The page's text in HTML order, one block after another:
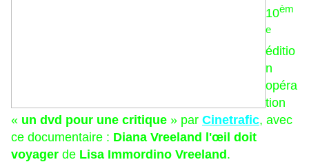
10èm
e
éditio
n
opéra
tion
« un dvd pour une critique » par Cinetrafic, avec
ce documentaire : Diana Vreeland l'œil doit
voyager de Lisa Immordino Vreeland .